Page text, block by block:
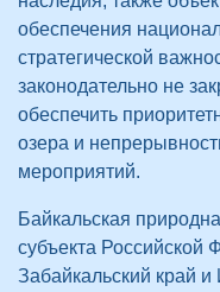
обеспечения
стратегической
законодательно не
обеспечить
озера и
мероприятий.
Байкальская
субъекта Российской
Забайкальский край и